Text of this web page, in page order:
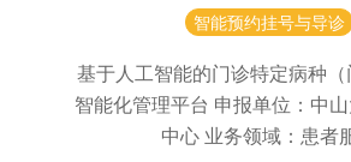
05
智能预约挂号与导诊
基于人工智能的门诊特定病种
智能化管理平台 申报单位：中
中心 业务领域：患者